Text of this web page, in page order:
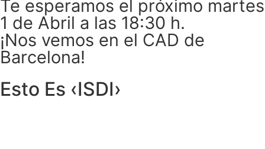
Te esperamos el próximo martes
1 de Abril a las 18:30 h.
¡Nos vemos en el CAD de
Barcelona!
Esto Es ‹ISDI›